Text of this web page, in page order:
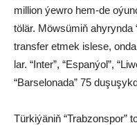
mil­li­on ýew­ro hem-de
tö­lär. Möw­sü­miň ahy­ryn­da
trans­fer et­mek is­le­se,
lar. “In­ter”, “Es­pan­ýol”,
“Bar­se­lo­na­da” 75
Tür­ki­ýä­niň “Trab­zons­por”